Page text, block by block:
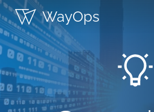
WayOps